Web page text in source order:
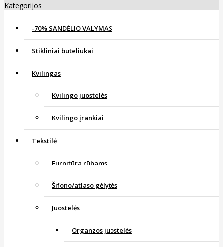
Kategorijos
-70% SANDĖLIO VALYMAS
Stikliniai buteliukai
Kvilingas
Kvilingo juostelės
Kvilingo įrankiai
Tekstilė
Furnitūra rūbams
Šifono/atlaso gėlytės
Juostelės
Organzos juostelės